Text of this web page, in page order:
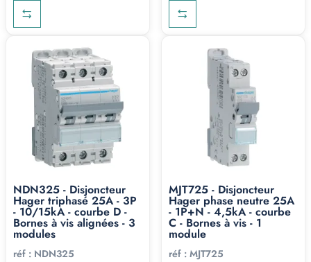
NDN325 - Disjoncteur
Hager triphasé 25A - 3P
- 10/15kA - courbe D -
Bornes à vis alignées - 3
modules
réf : NDN325
MJT725 - Disjoncteur
Hager phase neutre 25A
- 1P+N - 4,5kA - courbe
C - Bornes à vis - 1
module
réf : MJT725